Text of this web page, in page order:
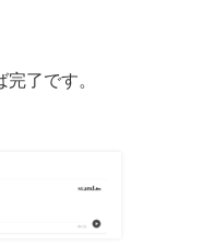
了です。